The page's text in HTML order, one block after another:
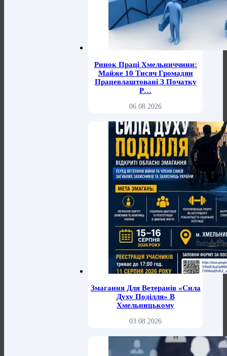
Ринок Праці Хмельниччини:
Майже 10 Тисяч Громадян
Працевлаштовані З Початку
Р…
06.08.2026
Змагання Для Ветеранів «Сила
Духу Поділля» В
Хмельницькому
03.08.2026